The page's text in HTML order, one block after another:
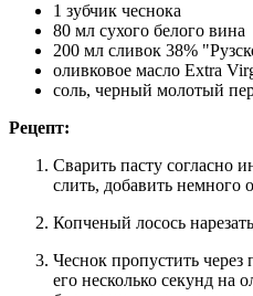
1 зубчик чеснока
80 мл сухого белого вина
200 мл сливок 38%
оливковое масло Extra
соль, черный молотый
Рецепт:
Сварить пасту согласно
слить, добавить немного
Копченый лосось
Чеснок пропустить через
его несколько секунд на